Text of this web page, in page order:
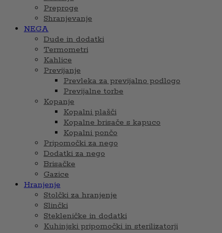
Preproge
Shranjevanje
NEGA
Dude in dodatki
Termometri
Kahlice
Previjanje
Prevleka za previjalno podlogo
Previjalne torbe
Kopanje
Kopalni plašči
Kopalne brisače s kapuco
Kopalni pončo
Pripomočki za nego
Dodatki za nego
Brisačke
Gazice
Hranjenje
Stolčki za hranjenje
Slinčki
Stekleničke in dodatki
Kuhinjski pripomočki in sterilizatorji